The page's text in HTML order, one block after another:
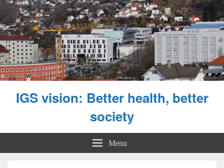
IGS vision: Better health, better
society
Menu